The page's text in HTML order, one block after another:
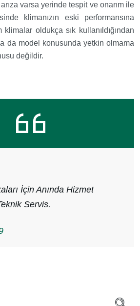
varsa yerinde tespit ve onarım ile
klimanızın eski performansına
oldukça sık kullanıldığından
da model konusunda yetkin olmama
değildir.
İçin Anında Hizmet
Servis.